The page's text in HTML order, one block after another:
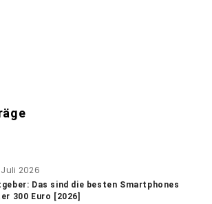
Juli 2026
Das sind die besten Smartphones
300 Euro [2026]